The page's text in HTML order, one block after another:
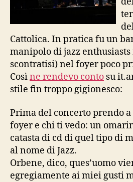
Cattolica. In pratica fu un
manipolo di jazz
scontratisi) nel foyer poco
Cosìne rendevo conto su
stile fin troppo gigionesco:
Prima del concerto prendo
foyer e chi ti vedo: un
catasta di cd di quel tipo di
al nome di Jazz.
Orbene, dico, ques’uomo
egregiamente ai miei gusti